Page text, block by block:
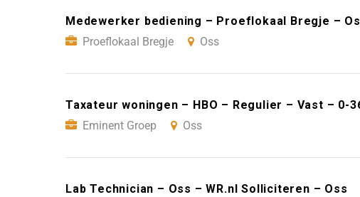
Medewerker bediening – Proeflokaal Bregje –
Proeflokaal Bregje
Oss
Taxateur woningen – HBO – Regulier – Vast – 0-
Eminent Groep
Oss
Lab Technician – Oss – WR.nl Solliciteren – Oss